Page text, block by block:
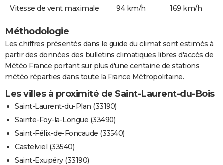
Vitesse de vent maximale 94 km/h 169 km/h
Méthodologie
Les chiffres présentés dans le guide du climat sont estimés à
partir des données des bulletins climatiques libres d'accès de
Météo France portant sur plus d'une centaine de stations
météo réparties dans toute la France Métropolitaine.
Les villes à proximité de Saint-Laurent-du-Bois
Saint-Laurent-du-Plan (33190)
Sainte-Foy-la-Longue (33490)
Saint-Félix-de-Foncaude (33540)
Castelviel (33540)
Saint-Exupéry (33190)